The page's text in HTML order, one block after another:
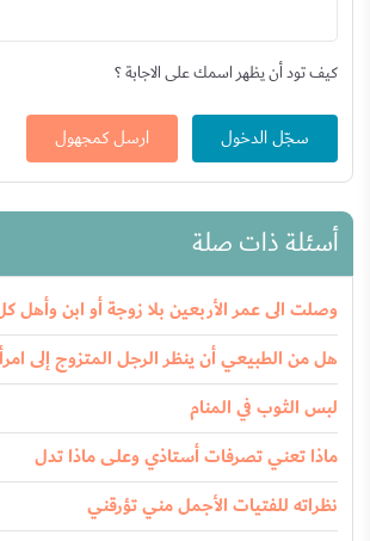
كيف تود أن يظهر اسمك على الاجابة ؟
سجّل الدخول ارسل كمجهول
أسئلة ذات صلة
وصلت الى عمر الأربعين بلا زوجة أو ابن وأهل
هل من الطبيعي أن ينظر الرجل المتزوج إلى
لبس الثوب في المنام
ماذا تعني تصرفات أستاذي وعلى ماذا تدل
نظراته للفتيات الأجمل مني تؤرقني